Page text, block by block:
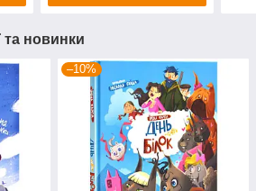
та новинки
–10%